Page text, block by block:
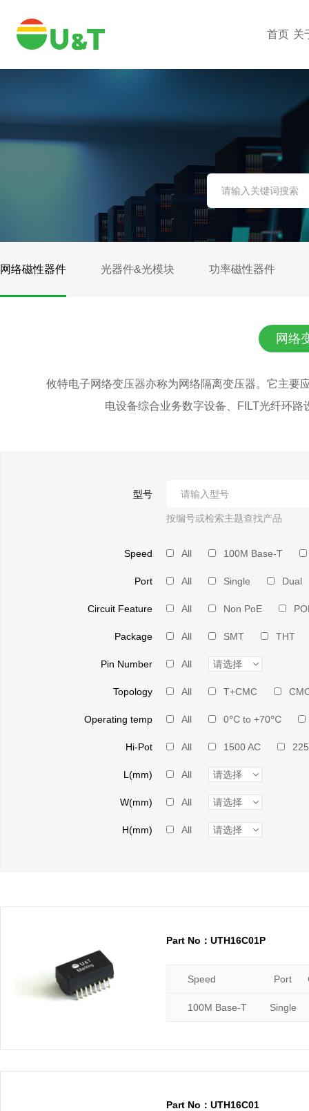
首页 关
网络磁性器件 光器件&光模块 功率磁性器件
网络
攸特电子网络变压器亦称为网络隔离变压器。它主要
电设备综合业务数字设备、FILT光纤环
型号
按编号或检索主题查找产品
Speed All 100M Base-T
Port All Single Dual
Circuit Feature All Non PoE
Package All SMT THT
Pin Number All
Topology All T+CMC
Operating temp All 0℃ to +70℃
Hi-Pot All 1500 AC
L(mm) All
W(mm) All
H(mm) All
Part No：UTH16C01P
Speed Port
100M Base-T Single
Part No：UTH16C01